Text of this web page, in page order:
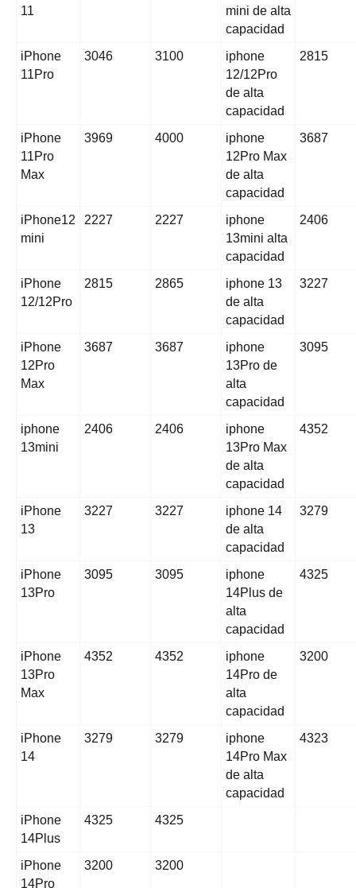
11
mini de alta
capacidad
iPhone
11Pro
3046 3100
iphone
12/12Pro
de alta
capacidad
2815
iPhone
11Pro
Max
3969 4000
iphone
12Pro Max
de alta
capacidad
3687
iPhone12
mini
2227 2227
iphone
13mini alta
capacidad
2406
iPhone
12/12Pro
2815 2865
iphone 13
de alta
capacidad
3227
iPhone
12Pro
Max
3687 3687
iphone
13Pro de
alta
capacidad
3095
iphone
13mini
2406 2406
iphone
13Pro Max
de alta
capacidad
4352
iPhone
13
3227 3227
iphone 14
de alta
capacidad
3279
iPhone
13Pro
3095 3095
iphone
14Plus de
alta
capacidad
4325
iPhone
13Pro
Max
4352 4352
iphone
14Pro de
alta
capacidad
3200
iPhone
14
3279 3279
iphone
14Pro Max
de alta
capacidad
4323
iPhone
14Plus
4325 4325
iPhone
14Pro
3200 3200